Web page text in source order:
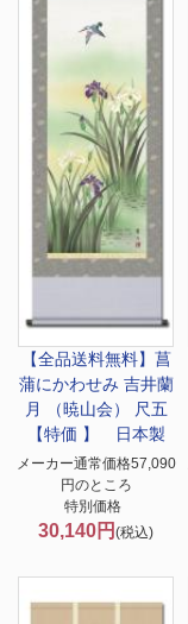
【全品送料無料】 菖
蒲にかわせみ 吉井蘭
月 （暁山会） 尺五
【特価 】 日本製
メーカー通常価格57,090
円のところ
特別価格
30,140円(税込)